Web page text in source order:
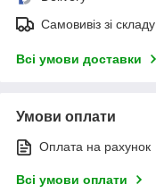
Самовивіз зі складу
Всі умови доставки
Умови оплати
Оплата на рахунок
Всі умови оплати